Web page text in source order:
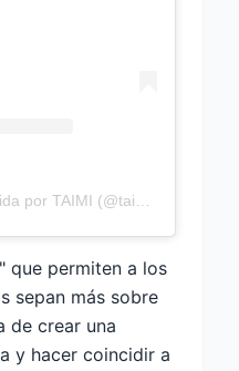
que permiten a los
sepan más sobre
de crear una
y hacer coincidir a